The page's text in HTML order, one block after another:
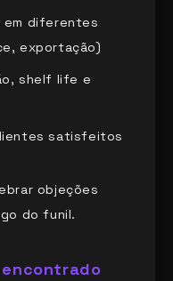
em diferentes
exportação)
shelf life e
satisfeitos
objeções
do funil.
encontrado